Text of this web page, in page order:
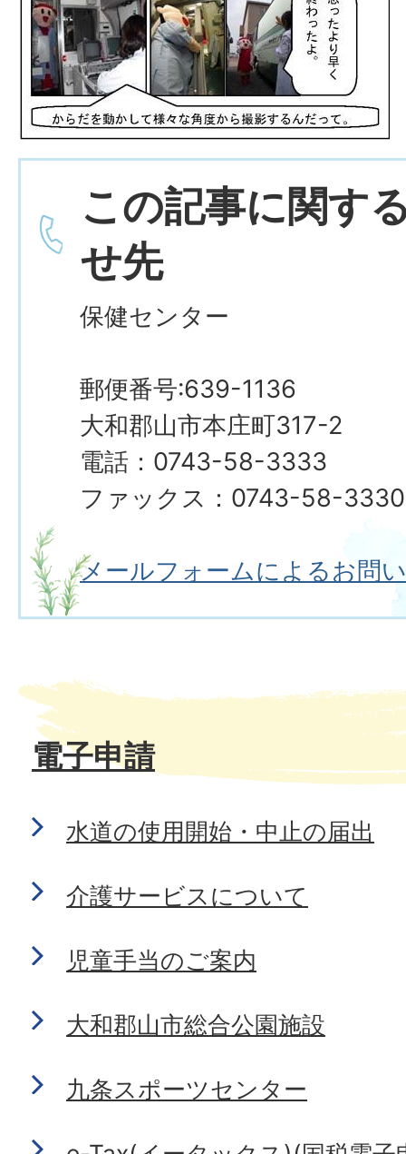
この記事に関す
せ先
保健センター
郵便番号:639-1136
大和郡山市本庄町317-2
電話：0743-58-3333
ファックス：0743-58-3330
メールフォームによるお問
電子申請
水道の使用開始・中止の届出
介護サービスについて
児童手当のご案内
大和郡山市総合公園施設
九条スポーツセンター